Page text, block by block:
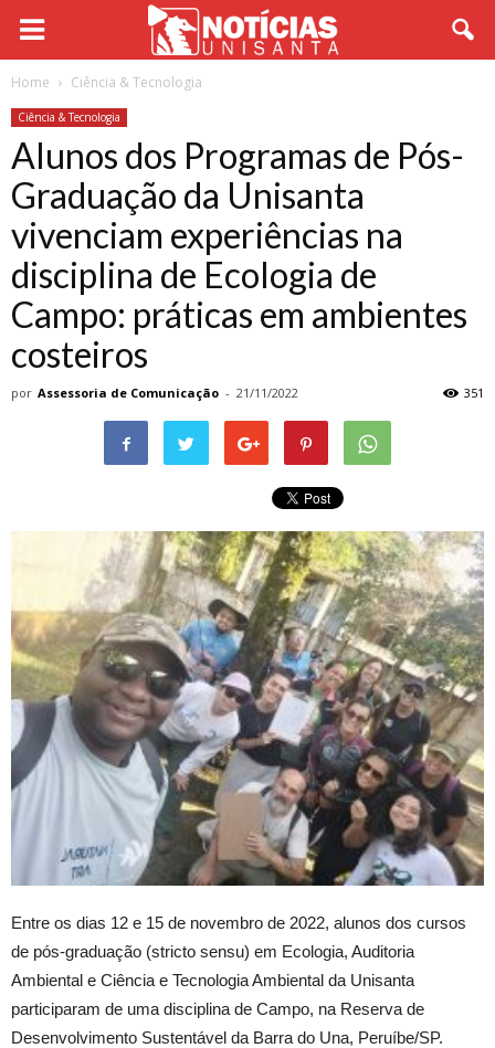
Home Ciência & Tecnologia
Ciência & Tecnologia
Alunos dos Programas de Pós-
Graduação da Unisanta
vivenciam experiências na
disciplina de Ecologia de
Campo: práticas em ambientes
costeiros
por Assessoria de Comunicação - 21/11/2022 351
Entre os dias 12 e 15 de novembro de 2022, alunos dos cursos
de pós-graduação (stricto sensu) em Ecologia, Auditoria
Ambiental e Ciência e Tecnologia Ambiental da Unisanta
participaram de uma disciplina de Campo, na Reserva de
Desenvolvimento Sustentável da Barra do Una, Peruíbe/SP.